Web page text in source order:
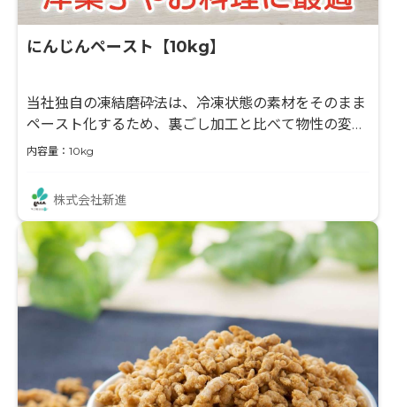
にんじんペースト【10kg】
当社独自の凍結磨砕法は、冷凍状態の素材をそのまま
ペースト化するため、裏ごし加工と比べて物性の変化
を抑えられます。そのため素材そのものの鮮やかな色
けます。
内容量：10kg
株式会社新進